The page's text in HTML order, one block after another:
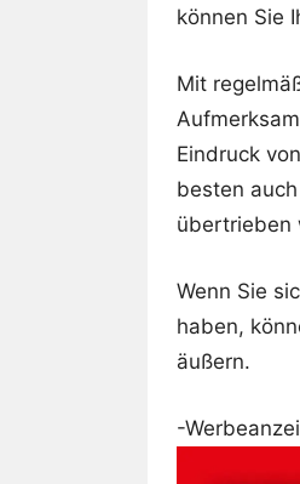
können Sie
Mit
Eindruck
besten
übertrieben
Wenn Sie
haben,
äußern.
-